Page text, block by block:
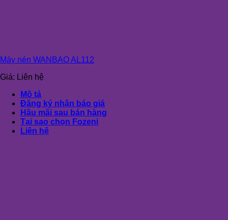
Máy nén WANBAO AL112
Giá: Liên hệ
Mô tả
Đăng ký nhận báo giá
Hậu mãi sau bán hàng
Tại sao chọn Fozeni
Liên hệ